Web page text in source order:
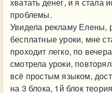
проблемы.
Увидела рекламу Елены,
бесплатные уроки, мне
проходит легко, по
смотрела уроки,
всё простым языком,
на 3 блока, 1й блок